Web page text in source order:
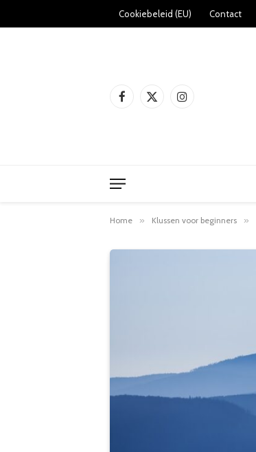
Cookiebeleid (EU) Contact
Facebook
X
Instagram
Home » Klussen voor beginners »